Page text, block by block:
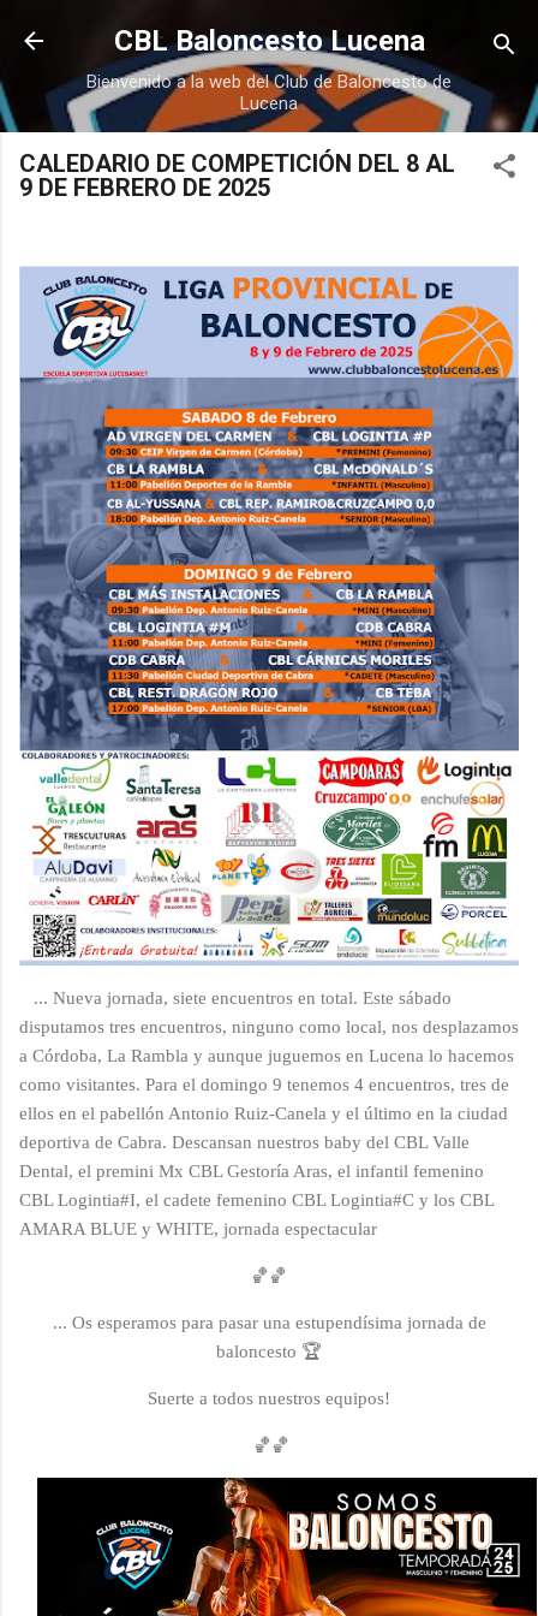
Ir al contenido principal
CBL Baloncesto Lucena
Bienvenido a la web del Club de Baloncesto de
Lucena
CALEDARIO DE COMPETICIÓN DEL 8 AL
9 DE FEBRERO DE 2025
... Nueva jornada, siete encuentros en total. Este sábado
disputamos tres encuentros, ninguno como local, nos desplazamos
a Córdoba, La Rambla y aunque juguemos en Lucena lo hacemos
como visitantes. Para el domingo 9 tenemos 4 encuentros, tres de
ellos en el pabellón Antonio Ruiz-Canela y el último en la ciudad
deportiva de Cabra. Descansan nuestros baby del CBL Valle
Dental, el premini Mx CBL Gestoría Aras, el infantil femenino
CBL Logintia#I, el cadete femenino CBL Logintia#C y los CBL
AMARA BLUE y WHITE, jornada espectacular
🏀🏀
... Os esperamos para pasar una estupendísima jornada de
baloncesto 🏆
Suerte a todos nuestros equipos!
🏀🏀